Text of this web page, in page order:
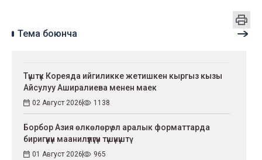
Тема боюнча
Түштүк Кореяда ийгиликке жетишкен кыргыз кызы
Айсулуу Аширалиева менен маек
02 Август 2026 1138
Борбор Азия өлкөлөрү эл аралык форматтарда
биригүүнүн маанилүүлүгүн түшүнүштү
01 Август 2026 965